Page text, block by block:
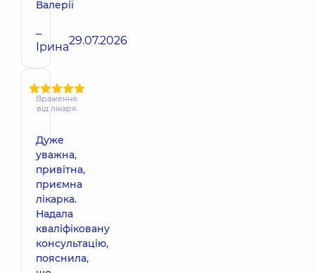
Валерії
–
Ірина29.07.2026
Враження
від лікаря
Дуже
уважна,
привітна,
приємна
лікарка.
Надала
кваліфіковану
консультацію,
пояснила,